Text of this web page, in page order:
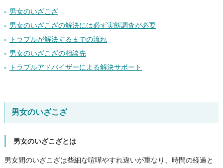
男女のいざこざ
男女のいざこざの解決には必ず実態調査が必要
トラブルが解決するまでの流れ
男女のいざこざの相談先
トラブルアドバイザーによる解決サポート
男女のいざこざ
男女のいざこざとは
男女間のいざこざは些細な喧嘩やすれ違いが重なり、時間の経過と